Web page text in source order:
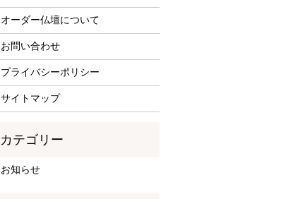
オーダー仏壇について
お問い合わせ
プライバシーポリシー
サイトマップ
お知らせ